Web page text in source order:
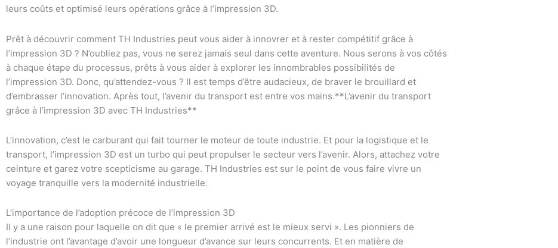
leurs coûts et optimisé leurs opérations grâce à l’impression 3D.
Prêt à découvrir comment TH Industries peut vous aider à innovrer et à rester compétitif grâce à
l’impression 3D ? N’oubliez pas, vous ne serez jamais seul dans cette aventure. Nous serons à vos côtés
à chaque étape du processus, prêts à vous aider à explorer les innombrables possibilités de
l’impression 3D. Donc, qu’attendez-vous ? Il est temps d’être audacieux, de braver le brouillard et
d’embrasser l’innovation. Après tout, l’avenir du transport est entre vos mains.**L’avenir du transport
grâce à l’impression 3D avec TH Industries**
L’innovation, c’est le carburant qui fait tourner le moteur de toute industrie. Et pour la logistique et le
transport, l’impression 3D est un turbo qui peut propulser le secteur vers l’avenir. Alors, attachez votre
ceinture et garez votre scepticisme au garage. TH Industries est sur le point de vous faire vivre un
voyage tranquille vers la modernité industrielle.
L’importance de l’adoption précoce de l’impression 3D
Il y a une raison pour laquelle on dit que « le premier arrivé est le mieux servi ». Les pionniers de
l’industrie ont l’avantage d’avoir une longueur d’avance sur leurs concurrents. Et en matière de